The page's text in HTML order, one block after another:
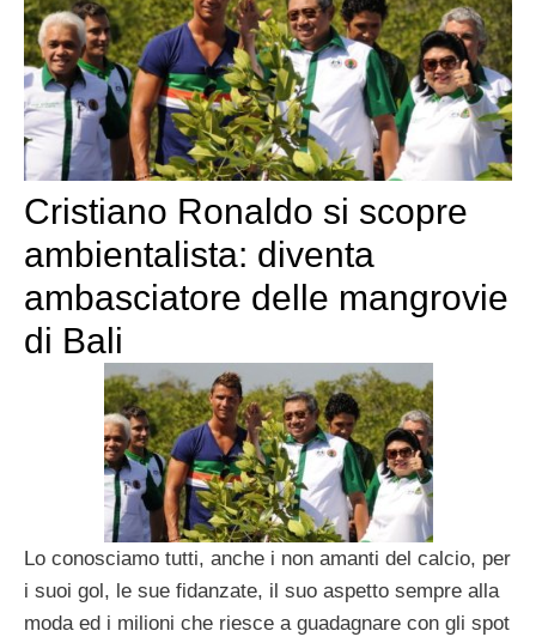
Cristiano Ronaldo si scopre
ambientalista: diventa
ambasciatore delle mangrovie
di Bali
Lo conosciamo tutti, anche i non amanti del calcio, per
i suoi gol, le sue fidanzate, il suo aspetto sempre alla
moda ed i milioni che riesce a guadagnare con gli spot